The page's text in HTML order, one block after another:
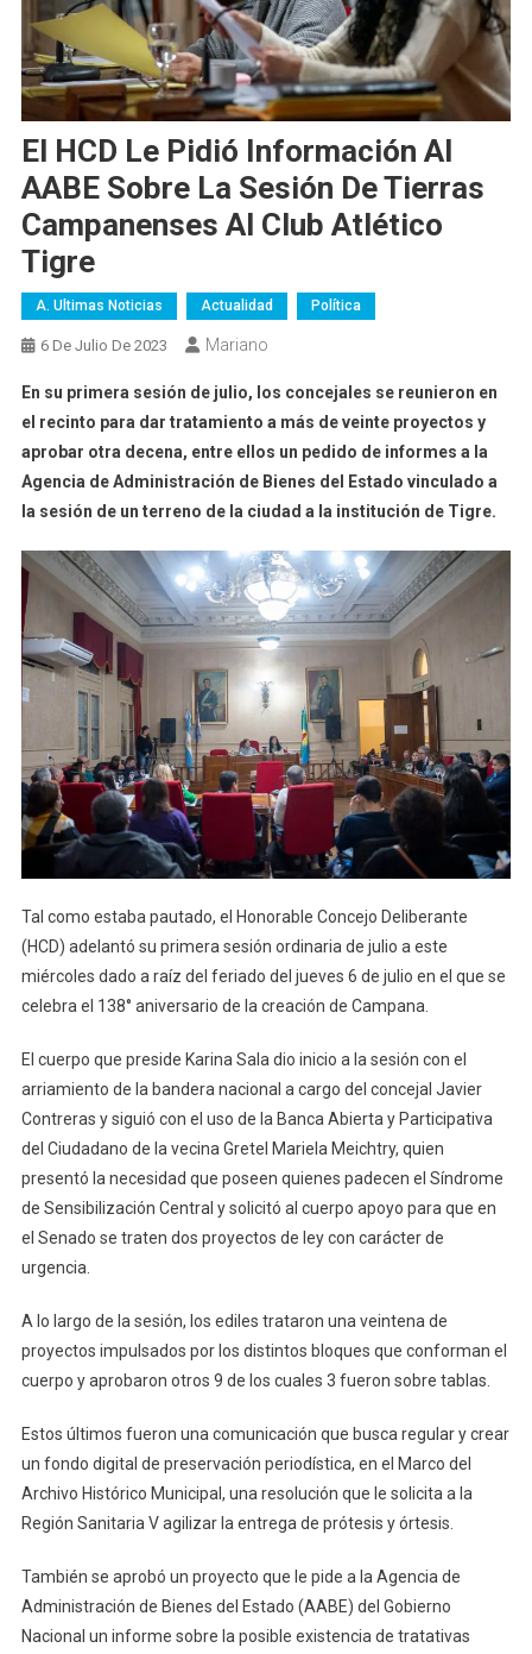
El HCD Le Pidió Información Al
AABE Sobre La Sesión De Tierras
Campanenses Al Club Atlético
Tigre
A. Ultimas Noticias Actualidad Política
6 De Julio De 2023 Mariano
En su primera sesión de julio, los concejales se reunieron en
el recinto para dar tratamiento a más de veinte proyectos y
aprobar otra decena, entre ellos un pedido de informes a la
Agencia de Administración de Bienes del Estado vinculado a
la sesión de un terreno de la ciudad a la institución de Tigre.
Tal como estaba pautado, el Honorable Concejo Deliberante
(HCD) adelantó su primera sesión ordinaria de julio a este
miércoles dado a raíz del feriado del jueves 6 de julio en el que se
celebra el 138° aniversario de la creación de Campana.
El cuerpo que preside Karina Sala dio inicio a la sesión con el
arriamiento de la bandera nacional a cargo del concejal Javier
Contreras y siguió con el uso de la Banca Abierta y Participativa
del Ciudadano de la vecina Gretel Mariela Meichtry, quien
presentó la necesidad que poseen quienes padecen el Síndrome
de Sensibilización Central y solicitó al cuerpo apoyo para que en
el Senado se traten dos proyectos de ley con carácter de
urgencia.
A lo largo de la sesión, los ediles trataron una veintena de
proyectos impulsados por los distintos bloques que conforman el
cuerpo y aprobaron otros 9 de los cuales 3 fueron sobre tablas.
Estos últimos fueron una comunicación que busca regular y crear
un fondo digital de preservación periodística, en el Marco del
Archivo Histórico Municipal, una resolución que le solicita a la
Región Sanitaria V agilizar la entrega de prótesis y órtesis.
También se aprobó un proyecto que le pide a la Agencia de
Administración de Bienes del Estado (AABE) del Gobierno
Nacional un informe sobre la posible existencia de tratativas